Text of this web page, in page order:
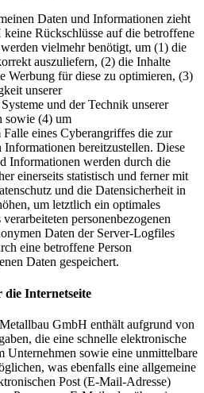
Daten und Informationen zieht
Rückschlüsse auf die betroffene
vielmehr benötigt, um (1) die
auszuliefern, (2) die Inhalte
Werbung für diese zu optimieren, (3)
unserer
und der Technik unserer
sowie (4) um
eines Cyberangriffes die zur
bereitzustellen. Diese
Informationen werden durch die
einerseits statistisch und ferner mit
und die Datensicherheit in
um letztlich ein optimales
personenbezogenen
Daten der Server-Logfiles
eine betroffene Person
Daten gespeichert.
Internetseite
GmbH enthält aufgrund von
die eine schnelle elektronische
Unternehmen sowie eine unmittelbare
was ebenfalls eine allgemeine
Post (E-Mail-Adresse)